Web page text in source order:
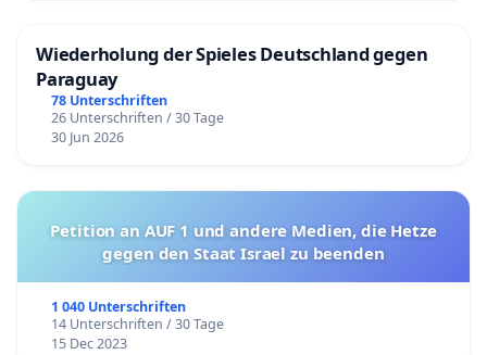
Wiederholung der Spieles Deutschland gegen
Paraguay
78 Unterschriften
26 Unterschriften / 30 Tage
30 Jun 2026
Petition an AUF 1 und andere Medien, die Hetze
gegen den Staat Israel zu beenden
1 040 Unterschriften
14 Unterschriften / 30 Tage
15 Dec 2023